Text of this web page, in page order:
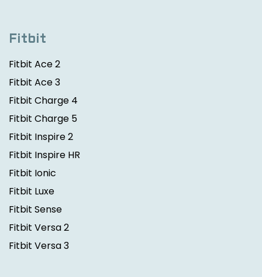
Fitbit
Fitbit Ace 2
Fitbit Ace 3
Fitbit Charge 4
Fitbit Charge 5
Fitbit Inspire 2
Fitbit Inspire HR
Fitbit Ionic
Fitbit Luxe
Fitbit Sense
Fitbit Versa 2
Fitbit Versa 3